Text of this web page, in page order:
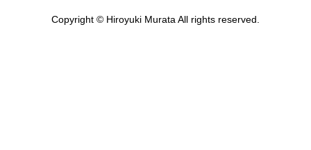
Copyright © Hiroyuki Murata All rights reserved.